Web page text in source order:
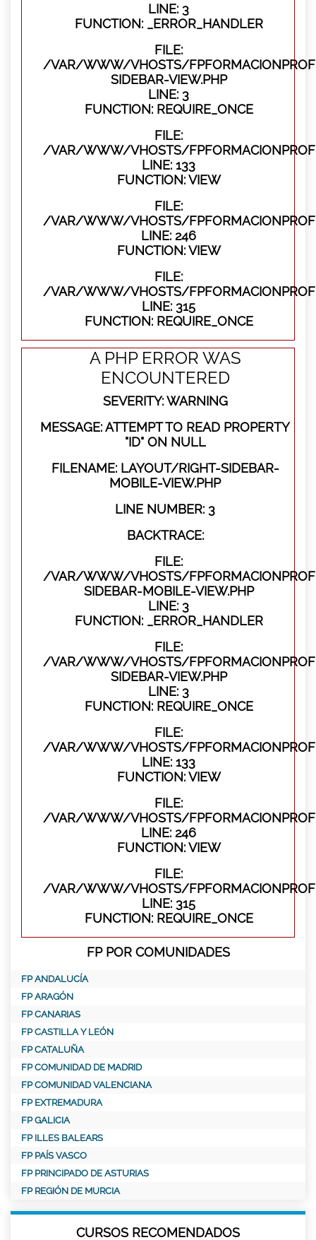
LINE: 3
FUNCTION: _ERROR_HANDLER
FILE:
/VAR/WWW/VHOSTS/
SIDEBAR-VIEW.PHP
LINE: 3
FUNCTION: REQUIRE_ONCE
FILE:
/VAR/WWW/VHOSTS/
LINE: 133
FUNCTION: VIEW
FILE:
/VAR/WWW/VHOSTS/
LINE: 246
FUNCTION: VIEW
FILE:
/VAR/WWW/VHOSTS/
LINE: 315
FUNCTION: REQUIRE_ONCE
A PHP ERROR WAS
ENCOUNTERED
SEVERITY: WARNING
MESSAGE: ATTEMPT TO READ PROPERTY
"ID" ON NULL
FILENAME: LAYOUT/RIGHT-SIDEBAR-
MOBILE-VIEW.PHP
LINE NUMBER: 3
BACKTRACE:
FILE:
/VAR/WWW/VHOSTS/
SIDEBAR-MOBILE-VIEW.PHP
LINE: 3
FUNCTION: _ERROR_HANDLER
FILE:
/VAR/WWW/VHOSTS/
SIDEBAR-VIEW.PHP
LINE: 3
FUNCTION: REQUIRE_ONCE
FILE:
/VAR/WWW/VHOSTS/
LINE: 133
FUNCTION: VIEW
FILE:
/VAR/WWW/VHOSTS/
LINE: 246
FUNCTION: VIEW
FILE:
/VAR/WWW/VHOSTS/
LINE: 315
FUNCTION: REQUIRE_ONCE
FP POR COMUNIDADES
FP ANDALUCÍA
FP ARAGÓN
FP CANARIAS
FP CASTILLA Y LEÓN
FP CATALUÑA
FP COMUNIDAD DE MADRID
FP COMUNIDAD VALENCIANA
FP EXTREMADURA
FP GALICIA
FP ILLES BALEARS
FP PAÍS VASCO
FP PRINCIPADO DE ASTURIAS
FP REGIÓN DE MURCIA
CURSOS RECOMENDADOS